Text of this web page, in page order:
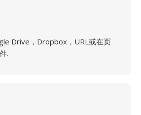
Drive，Dropbox，URL或在页
.